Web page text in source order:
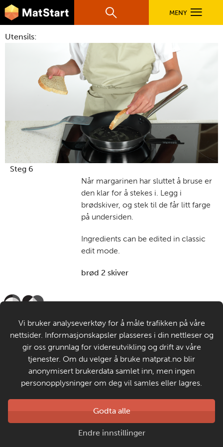
Hopp til hovedinnhold
hovednavigasjonsmobilversjon
MatStart
Søk MENY
OPPSKRIFTER
FILM
FØR DU STARTER
LÆR MER
TIL DE VOKSNE
Utensils:
Steg 6
Når margarinen har sluttet å bruse er
den klar for å stekes i. Legg i
brødskiver, og stek til de får litt farge
på undersiden.
Ingredients can be edited in classic
edit mode.
brød 2 skiver
Om MatStart
Kontakt oss
Personvern og informasjonskapsler
Laget av
Matprat
Vi bruker analyseverktøy for å måle trafikken på våre
nettsider. Informasjonskapsler plasseres i din nettleser og
gir oss grunnlag for videreutvikling og drift av våre
tjenester. Om du velger å bruke matprat.no blir
anonymisert brukerdata samlet inn, men ingen
personopplysninger om deg vil samles eller lagres.
Godta alle
Endre innstillinger